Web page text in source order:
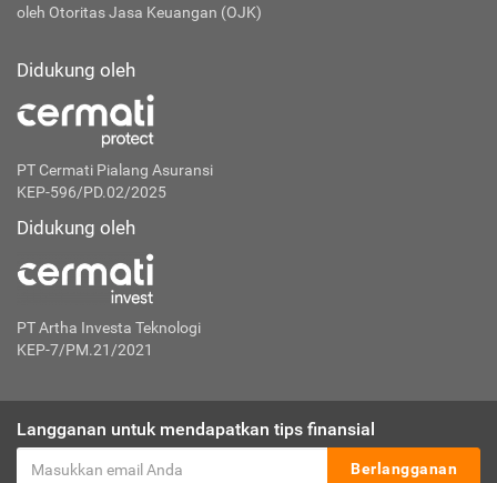
oleh Otoritas Jasa Keuangan (OJK)
Didukung oleh
PT Cermati Pialang Asuransi
KEP-596/PD.02/2025
Didukung oleh
PT Artha Investa Teknologi
KEP-7/PM.21/2021
Langganan untuk mendapatkan tips finansial
Berlangganan